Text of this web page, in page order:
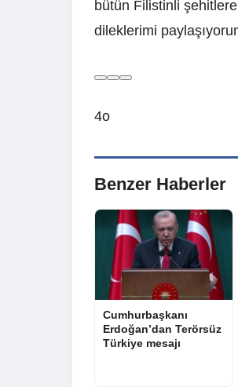
bütün Filistinli
dileklerimi
4o
Benzer Haberler
Cumhurbaşkanı
Erdoğan’dan Terörsüz
Türkiye mesajı